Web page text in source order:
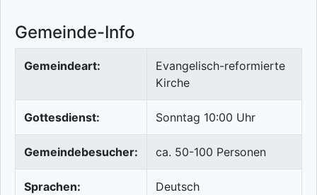
Gemeinde-Info
Gemeindeart:
Evangelisch-reformierte
Kirche
Gottesdienst: Sonntag 10:00 Uhr
Gemeindebesucher: ca. 50-100 Personen
Sprachen: Deutsch